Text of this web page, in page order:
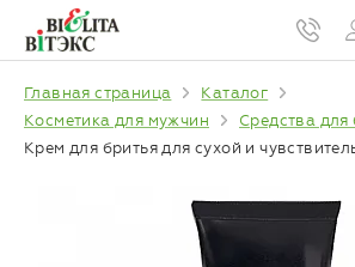
Главная страница
Каталог
Косметика для мужчин
Средства для
Крем для бритья для сухой и